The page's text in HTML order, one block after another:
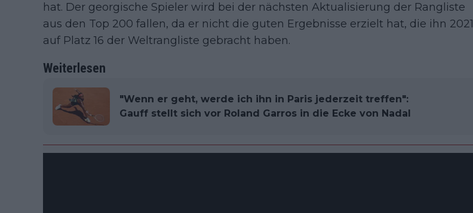
hat. Der georgische Spieler wird bei der nächsten Aktualisierung der Rangliste
aus den Top 200 fallen, da er nicht die guten Ergebnisse erzielt hat, die ihn 2021
auf Platz 16 der Weltrangliste gebracht haben.
Weiterlesen
"Wenn er geht, werde ich ihn in Paris jederzeit treffen":
Gauff stellt sich vor Roland Garros in die Ecke von Nadal